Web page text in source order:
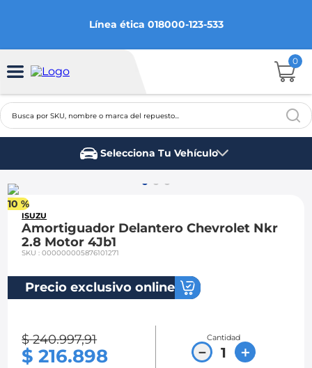
Línea ética 018000-123-533
0
Busca por SKU, nombre o marca del repuesto...
Selecciona Tu Vehículo
10 %
ISUZU
Amortiguador Delantero Chevrolet Nkr
2.8 Motor 4Jb1
SKU:000000005876101271
Precio exclusivo online
$ 240.997,91
$ 216.898
Cantidad
＋
－
2
3.
ford fiesta
optra
sail
chevrolet spark gt
mazda 2